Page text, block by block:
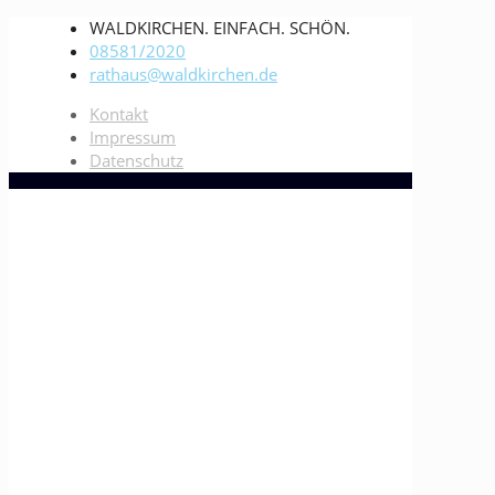
WALDKIRCHEN. EINFACH. SCHÖN.
08581/2020
rathaus@waldkirchen.de
Kontakt
Impressum
Datenschutz